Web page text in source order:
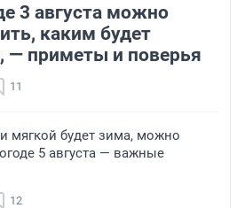
3 августа можно
каким будет
— приметы и поверья
11
мягкой будет зима, можно
5 августа — важные
12